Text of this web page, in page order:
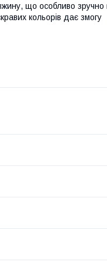
що особливо зручно
кольорів дає змогу